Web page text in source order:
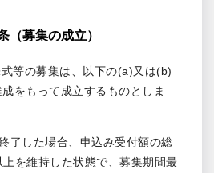
（募集の成立）
等の募集は、以下の(a)又は(b)
をもって成立するものとしま
了した場合、申込み受付額の総
を維持した状態で、募集期間最